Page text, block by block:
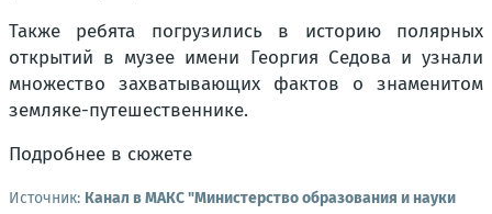
Также ребята погрузились в историю полярных
открытий в музее имени Георгия Седова и узнали
множество захватывающих фактов о знаменитом
земляке-путешественнике.
Подробнее в сюжете
Источник: Канал в МАКС "Министерство образования и науки